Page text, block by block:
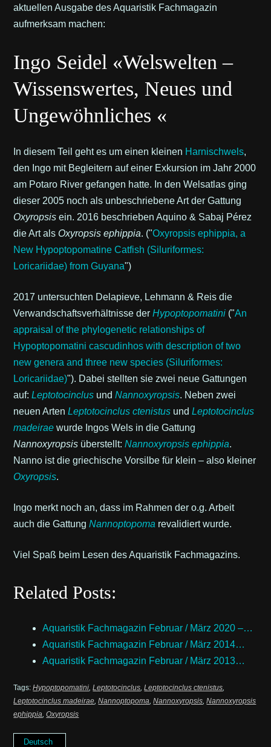
aktuellen Ausgabe des Aquaristik Fachmagazin
aufmerksam machen:
Ingo Seidel «Welswelten –
Wissenswertes, Neues und
Ungewöhnliches «
In diesem Teil geht es um einen kleinen Harnischwels,
den Ingo mit Begleitern auf einer Exkursion im Jahr 2000
am Potaro River gefangen hatte. In den Welsatlas ging
dieser 2005 noch als unbeschriebene Art der Gattung
Oxyropsis ein. 2016 beschrieben Aquino & Sabaj Pérez
die Art als Oxyropsis ephippia. ("Oxyropsis ephippia, a
New Hypoptopomatine Catfish (Siluriformes:
Loricariidae) from Guyana")
2017 untersuchten Delapieve, Lehmann & Reis die
Verwandschaftsverhältnisse derHypoptopomatini ("An
appraisal of the phylogenetic relationships of
Hypoptopomatini cascudinhos with description of two
new genera and three new species (Siluriformes:
Loricariidae)"). Dabei stellten sie zwei neue Gattungen
auf:Leptotocinclus undNannoxyropsis. Neben zwei
neuen ArtenLeptotocinclus ctenistus undLeptotocinclus
madeirae wurde Ingos Wels in die Gattung
Nannoxyropsis überstellt:Nannoxyropsis ephippia.
Nanno ist die griechische Vorsilbe für klein – also kleiner
Oxyropsis.
Ingo merkt noch an, dass im Rahmen der o.g. Arbeit
auch die GattungNannoptopoma revalidiert wurde.
Viel Spaß beim Lesen des Aquaristik Fachmagazins.
Related Posts:
Aquaristik Fachmagazin Februar / März 2020 –…
Aquaristik Fachmagazin Februar / März 2014…
Aquaristik Fachmagazin Februar / März 2013…
Tags:Hypoptopomatini,Leptotocinclus,Leptotocinclus ctenistus,
Leptotocinclus madeirae,Nannoptopoma,Nannoxyropsis,Nannoxyropsis
ephippia,Oxyropsis
Deutsch